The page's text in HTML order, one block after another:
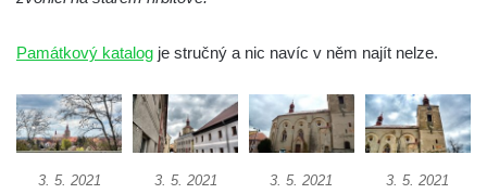
Márnice na hřbitově v Dobříni
Výklenková kaple na rozcestí na jižním
okraji Liběšic
Památkový katalog je stručný a nic navíc v něm najít nelze.
3. 5. 2021 3. 5. 2021 3. 5. 2021 3. 5. 2021